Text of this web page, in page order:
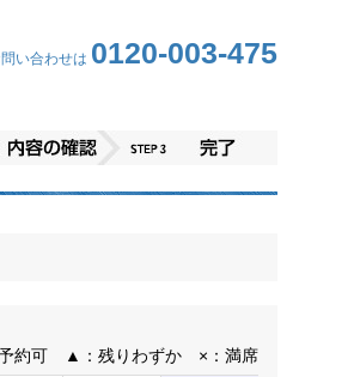
い合わせは 0120-003-475
約可 ▲：残りわずか ×：満席